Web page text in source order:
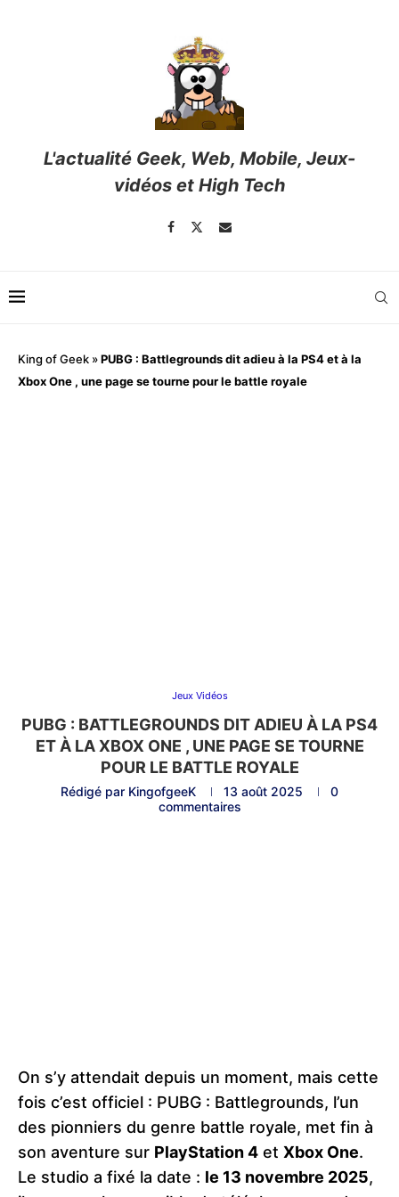
L'actualité Geek, Web, Mobile, Jeux-
vidéos et High Tech
King of Geek »PUBG : Battlegrounds dit adieu à la PS4 et à la
Xbox One , une page se tourne pour le battle royale
Jeux Vidéos
PUBG : BATTLEGROUNDS DIT ADIEU À LA PS4
ET À LA XBOX ONE , UNE PAGE SE TOURNE
POUR LE BATTLE ROYALE
Rédigé par KingofgeeK 13 août 2025
0
commentaires
On s’y attendait depuis un moment, mais cette
fois c’est officiel : PUBG : Battlegrounds, l’un
des pionniers du genre battle royale, met fin à
son aventure sur PlayStation 4 et Xbox One.
Le studio a fixé la date : le 13 novembre 2025,